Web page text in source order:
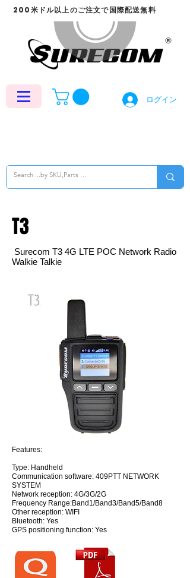
ログイン
200米ドル以上のご注文で国際配送無料
T3
Surecom T3 4G LTE POC Network Radio
Walkie Talkie
Features:
Type: Handheld
Communication software: 409PTT NETWORK
SYSTEM
Network reception: 4G/3G/2G
Frequency Range:Band1/Band3/Band5/Band8
Other reception: WIFI
Bluetooth: Yes
GPS positioning function: Yes